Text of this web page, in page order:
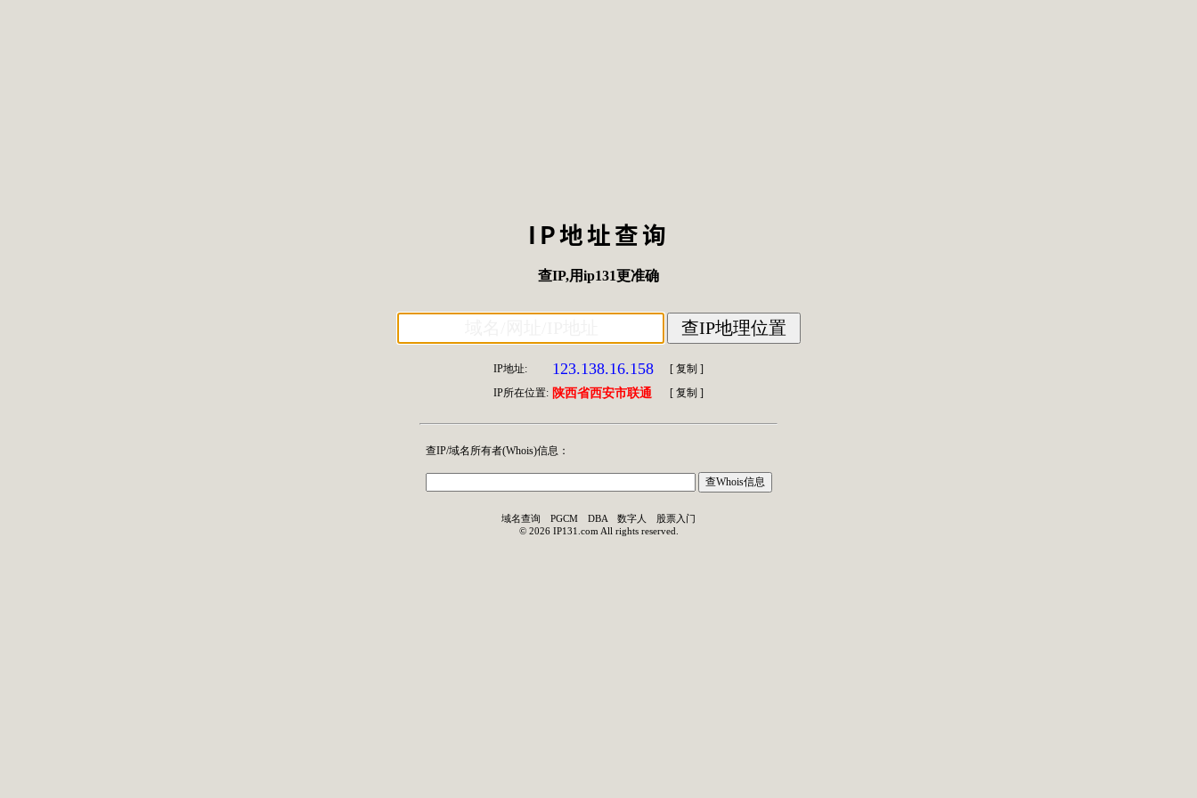
IP地址查询
查IP,用ip131更准确
IP地址: 123.138.16.158 [ 复制 ]
IP所在位置: 陕西省西安市联通 [ 复制 ]
查IP/域名所有者(Whois)信息：
域名查询 PGCM DBA 数字人
股票入门
© 2026 IP131.com All rights reserved.